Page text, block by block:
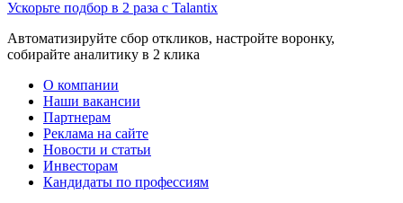
Ускорьте подбор в 2 раза с Talantix
Автоматизируйте сбор откликов, настройте воронку,
собирайте аналитику в 2 клика
О компании
Наши вакансии
Партнерам
Реклама на сайте
Новости и статьи
Инвесторам
Кандидаты по профессиям